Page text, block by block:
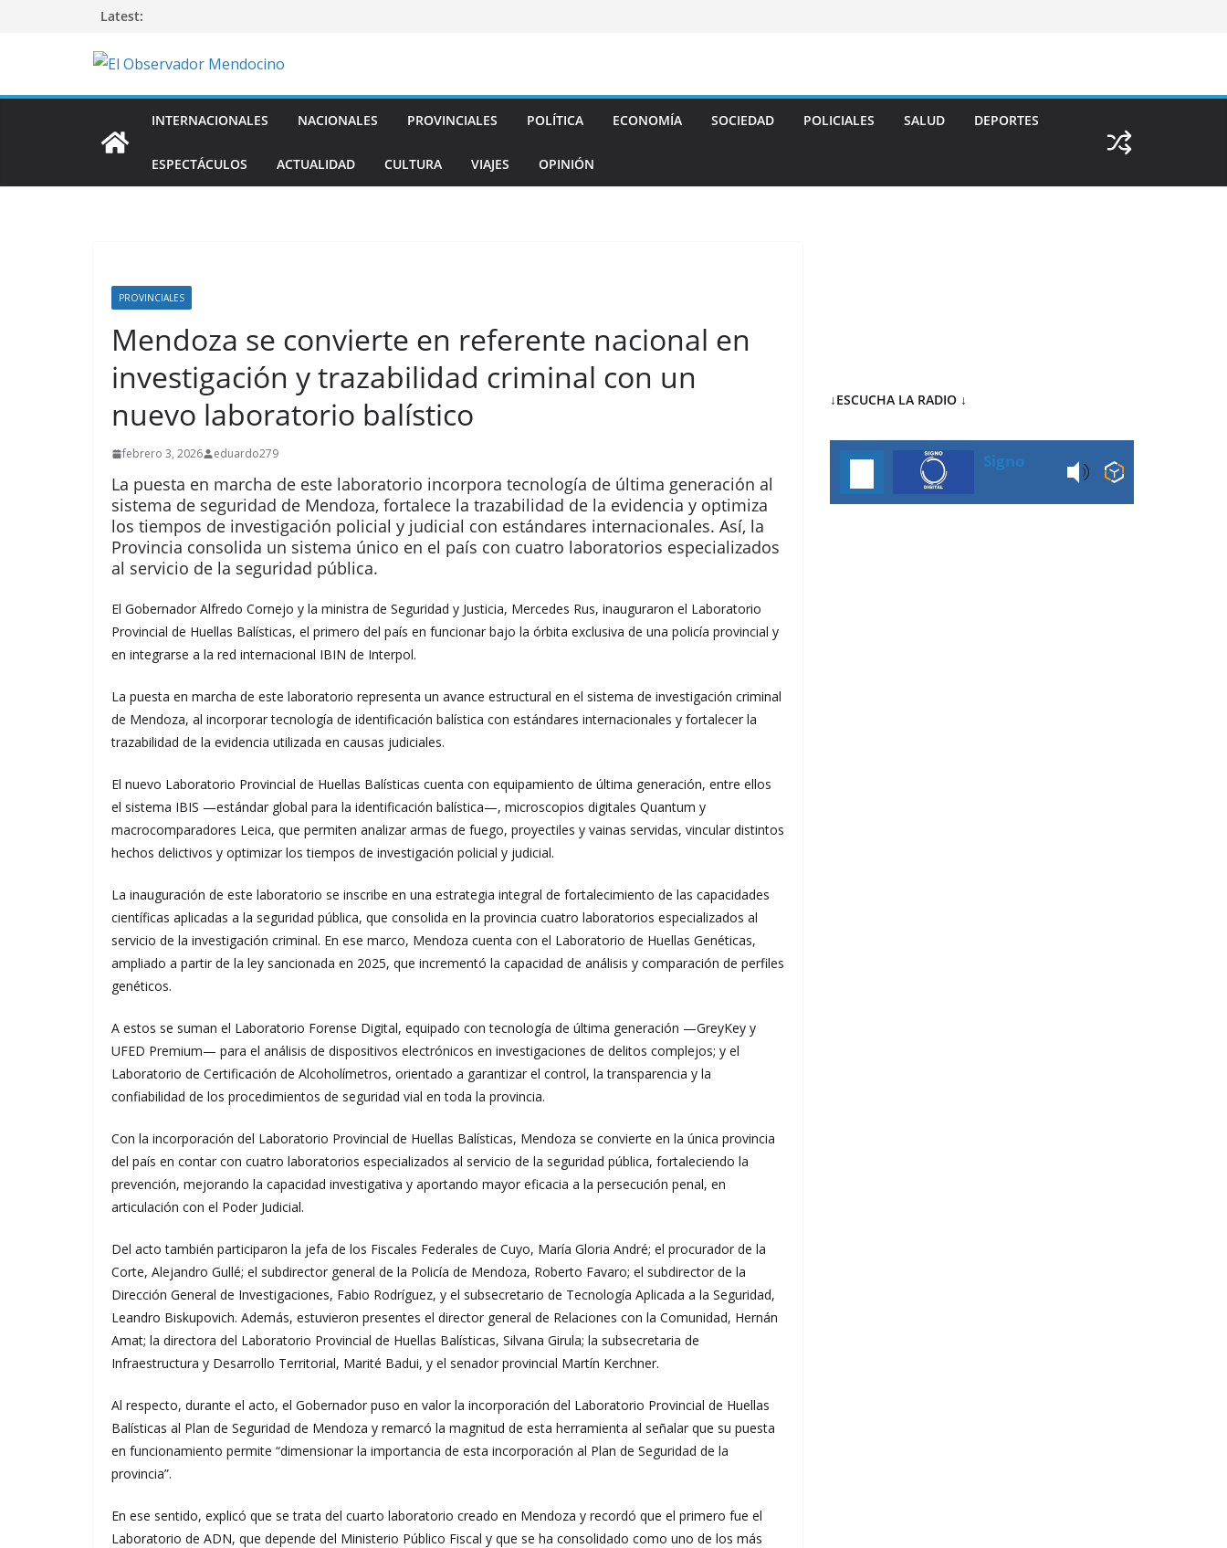
Latest:
INTERNACIONALES NACIONALES PROVINCIALES POLÍTICA ECONOMÍA SOCIEDAD POLICIALES SALUD DEPORTES
ESPECTÁCULOS ACTUALIDAD CULTURA VIAJES OPINIÓN
PROVINCIALES
Mendoza se convierte en referente nacional en
investigación y trazabilidad criminal con un
nuevo laboratorio balístico
febrero 3, 2026 eduardo279
La puesta en marcha de este laboratorio incorpora tecnología de última generación al
sistema de seguridad de Mendoza, fortalece la trazabilidad de la evidencia y optimiza
los tiempos de investigación policial y judicial con estándares internacionales. Así, la
Provincia consolida un sistema único en el país con cuatro laboratorios especializados
al servicio de la seguridad pública.
El Gobernador Alfredo Cornejo y la ministra de Seguridad y Justicia, Mercedes Rus, inauguraron el Laboratorio
Provincial de Huellas Balísticas, el primero del país en funcionar bajo la órbita exclusiva de una policía provincial y
en integrarse a la red internacional IBIN de Interpol.
La puesta en marcha de este laboratorio representa un avance estructural en el sistema de investigación criminal
de Mendoza, al incorporar tecnología de identificación balística con estándares internacionales y fortalecer la
trazabilidad de la evidencia utilizada en causas judiciales.
El nuevo Laboratorio Provincial de Huellas Balísticas cuenta con equipamiento de última generación, entre ellos
el sistema IBIS —estándar global para la identificación balística—, microscopios digitales Quantum y
macrocomparadores Leica, que permiten analizar armas de fuego, proyectiles y vainas servidas, vincular distintos
hechos delictivos y optimizar los tiempos de investigación policial y judicial.
La inauguración de este laboratorio se inscribe en una estrategia integral de fortalecimiento de las capacidades
científicas aplicadas a la seguridad pública, que consolida en la provincia cuatro laboratorios especializados al
servicio de la investigación criminal. En ese marco, Mendoza cuenta con el Laboratorio de Huellas Genéticas,
ampliado a partir de la ley sancionada en 2025, que incrementó la capacidad de análisis y comparación de perfiles
genéticos.
A estos se suman el Laboratorio Forense Digital, equipado con tecnología de última generación —GreyKey y
UFED Premium— para el análisis de dispositivos electrónicos en investigaciones de delitos complejos; y el
Laboratorio de Certificación de Alcoholímetros, orientado a garantizar el control, la transparencia y la
confiabilidad de los procedimientos de seguridad vial en toda la provincia.
Con la incorporación del Laboratorio Provincial de Huellas Balísticas, Mendoza se convierte en la única provincia
del país en contar con cuatro laboratorios especializados al servicio de la seguridad pública, fortaleciendo la
prevención, mejorando la capacidad investigativa y aportando mayor eficacia a la persecución penal, en
articulación con el Poder Judicial.
Del acto también participaron la jefa de los Fiscales Federales de Cuyo, María Gloria André; el procurador de la
Corte, Alejandro Gullé; el subdirector general de la Policía de Mendoza, Roberto Favaro; el subdirector de la
Dirección General de Investigaciones, Fabio Rodríguez, y el subsecretario de Tecnología Aplicada a la Seguridad,
Leandro Biskupovich. Además, estuvieron presentes el director general de Relaciones con la Comunidad, Hernán
Amat; la directora del Laboratorio Provincial de Huellas Balísticas, Silvana Girula; la subsecretaria de
Infraestructura y Desarrollo Territorial, Marité Badui, y el senador provincial Martín Kerchner.
Al respecto, durante el acto, el Gobernador puso en valor la incorporación del Laboratorio Provincial de Huellas
Balísticas al Plan de Seguridad de Mendoza y remarcó la magnitud de esta herramienta al señalar que su puesta
en funcionamiento permite “dimensionar la importancia de esta incorporación al Plan de Seguridad de la
provincia”.
En ese sentido, explicó que se trata del cuarto laboratorio creado en Mendoza y recordó que el primero fue el
Laboratorio de ADN, que depende del Ministerio Público Fiscal y que se ha consolidado como uno de los más
↓ESCUCHA LA RADIO ↓
Signo